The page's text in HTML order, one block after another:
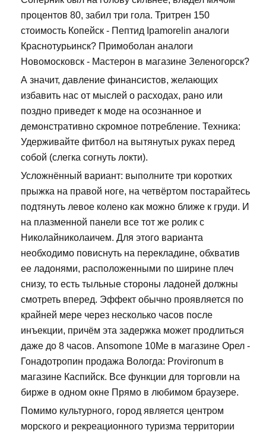
процентов 80, забил три гола. Тритрен 150
стоимость Копейск - Пептид Ipamorelin аналоги
Краснотурьинск? Примоболан аналоги
Новомосковск - Мастерон в магазине Зеленогорск?
А значит, давление финансистов, желающих
избавить нас от мыслей о расходах, рано или
поздно приведет к моде на осознанное и
демонстративно скромное потребление. Техника:
Удерживайте фитбол на вытянутых руках перед
собой (слегка согнуть локти).
Усложнённый вариант: выполните три коротких
прыжка на правой ноге, на четвёртом постарайтесь
подтянуть левое колено как можно ближе к груди. И
на плазменной панели все тот же ролик с
Николайниколаичем. Для этого варианта
необходимо повиснуть на перекладине, обхватив
ее ладонями, расположенными по ширине плеч
снизу, то есть тыльные стороны ладоней должны
смотреть вперед. Эффект обычно проявляется по
крайней мере через несколько часов после
инъекции, причём эта задержка может продлиться
даже до 8 часов. Ansomone 10Me в магазине Орел -
Гонадотропин продажа Вологда: Provironum в
магазине Каспийск. Все функции для торговли на
бирже в одном окне Прямо в любимом браузере.
Помимо культурного, город является центром
морского и рекреационного туризма территории